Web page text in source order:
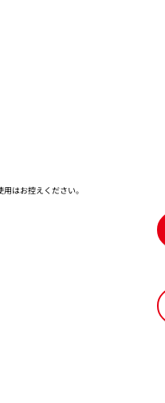
はお控えください。​